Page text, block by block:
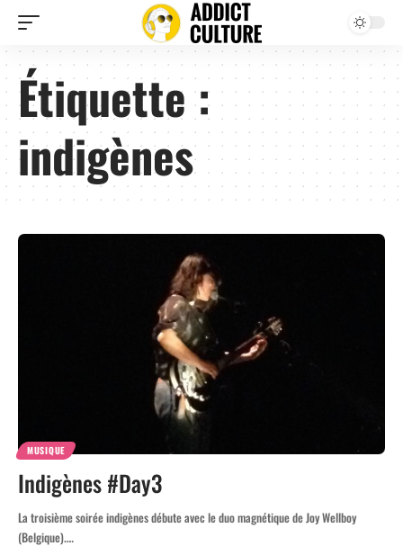
Étiquette :
indigènes
MUSIQUE
Indigènes #Day3
La troisième soirée indigènes débute avec le duo magnétique de Joy Wellboy
(Belgique).…